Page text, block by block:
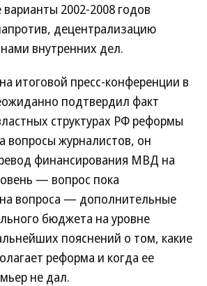
2002-2008 годов
децентрализацию
внутренних дел.
итоговой пресс-конференции в
подтвердил факт
структурах РФ реформы
журналистов, он
финансирования МВД на
— вопрос пока
вопроса — дополнительные
бюджета на уровне
пояснений о том, какие
реформа и когда ее
не дал.